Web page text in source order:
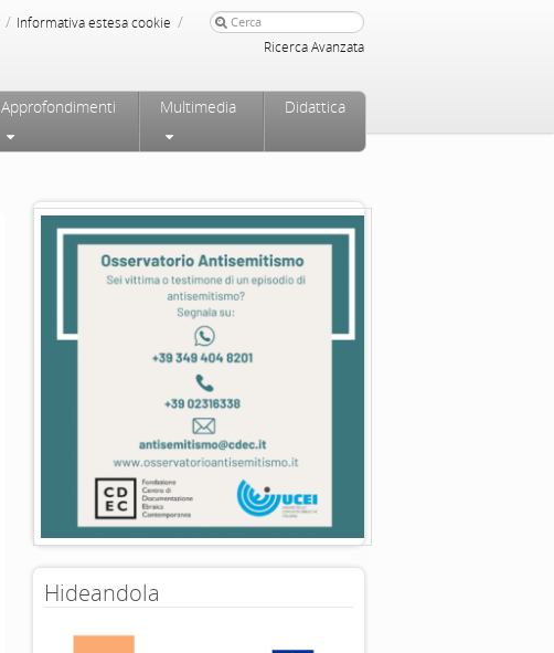
/ Informativa estesa cookie /
Ricerca Avanzata
Approfondimenti Multimedia Didattica
Hideandola